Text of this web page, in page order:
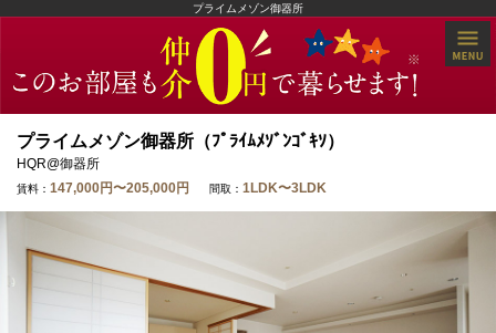
プライムメゾン御器所
プライムメゾン御器所（ﾌﾟﾗｲﾑﾒｿﾞﾝｺﾞｷｿ）
HQR@御器所
賃料： 147,000円〜205,000円 間取： 1LDK〜3LDK